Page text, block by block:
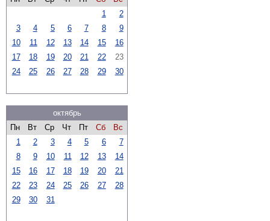
1
2
3
4 5 6 7 8
9
10
11 12 13 14 15
16
17
18 19 20 21 22
23
24
25 26 27 28 29 30
октябрь
Пн
Вт Ср Чт Пт Сб
Вс
1
2 3 4 5 6
7
8
9 10 11 12 13
14
15
16 17 18 19 20
21
22
23 24 25 26 27
28
29
30 31